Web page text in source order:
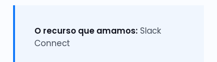
O recurso que amamos:Slack
Connect